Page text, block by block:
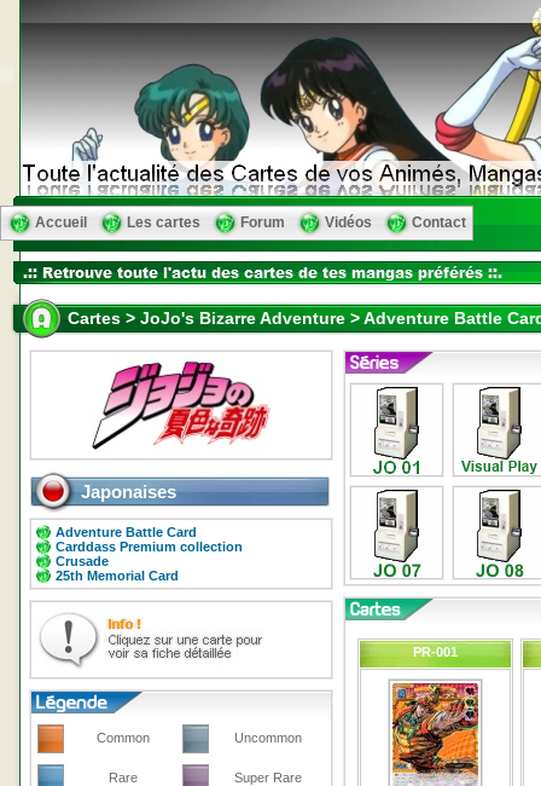
Accueil Les cartes Forum Vidéos Contact
Cartes > JoJo's Bizarre Adventure > Adventure Battle
Japonaises
Adventure Battle Card
Carddass Premium collection
Crusade
25th Memorial Card
Common Uncommon
Rare Super Rare
PR-001